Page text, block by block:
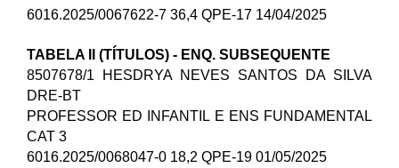
6016.2025/0067622-7 36,4 QPE-17 14/04/2025
TABELA II (TÍTULOS) - ENQ. SUBSEQUENTE
8507678/1 HESDRYA NEVES SANTOS DA SILVA
DRE-BT
PROFESSOR ED INFANTIL E ENS FUNDAMENTAL
CAT 3
6016.2025/0068047-0 18,2 QPE-19 01/05/2025